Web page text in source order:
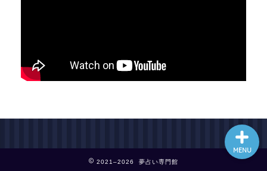
2021–2026 夢占い専門館
MENU
最新記事動画